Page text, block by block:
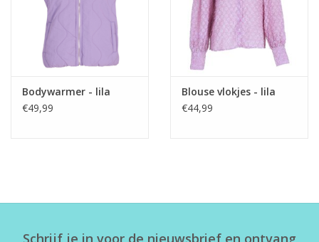
Bodywarmer - lila
€49,99
Blouse vlokjes - lila
€44,99
Schrijf je in voor de nieuwsbrief en ontvang